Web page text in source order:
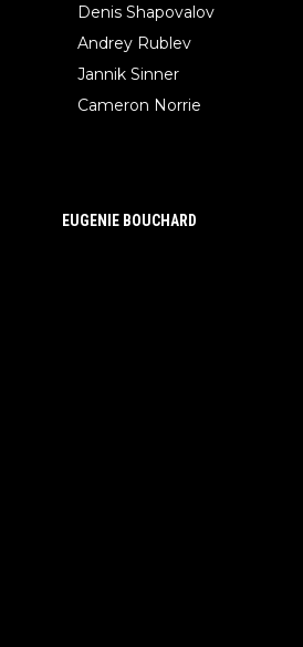
Denis Shapovalov
Andrey Rublev
Jannik Sinner
Cameron Norrie
EUGENIE BOUCHARD